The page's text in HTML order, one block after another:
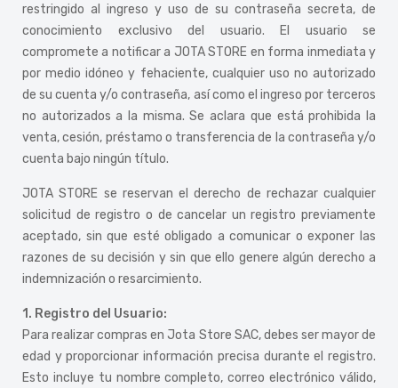
restringido al ingreso y uso de su contraseña secreta, de
conocimiento exclusivo del usuario. El usuario se
compromete a notificar a JOTA STORE en forma inmediata y
por medio idóneo y fehaciente, cualquier uso no autorizado
de su cuenta y/o contraseña, así como el ingreso por terceros
no autorizados a la misma. Se aclara que está prohibida la
venta, cesión, préstamo o transferencia de la contraseña y/o
cuenta bajo ningún título.
JOTA STORE se reservan el derecho de rechazar cualquier
solicitud de registro o de cancelar un registro previamente
aceptado, sin que esté obligado a comunicar o exponer las
razones de su decisión y sin que ello genere algún derecho a
indemnización o resarcimiento.
1. Registro del Usuario:
Para realizar compras en Jota Store SAC, debes ser mayor de
edad y proporcionar información precisa durante el registro.
Esto incluye tu nombre completo, correo electrónico válido,